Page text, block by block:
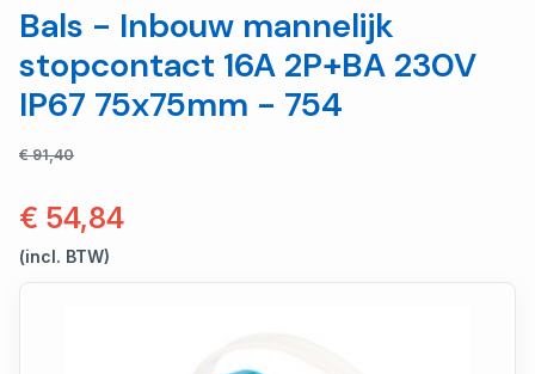
Bals - Inbouw mannelijk
stopcontact 16A 2P+BA 230V
IP67 75x75mm - 754
€ 91,40
€ 54,84
(incl. BTW)